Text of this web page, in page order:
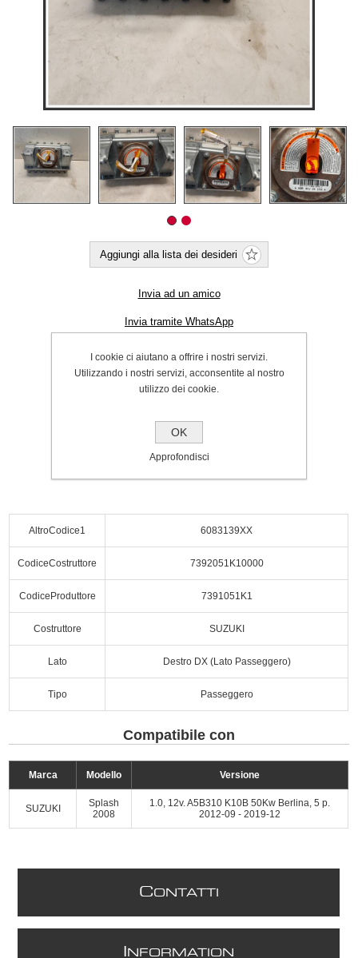
Aggiungi alla lista dei desideri
Invia ad un amico
Invia tramite WhatsApp
SPEDIZIONE INCLUSA
Acquista
AltroCodice1 6083139XX
CodiceCostruttore 7392051K10000
CodiceProduttore 7391051K1
Costruttore SUZUKI
Lato Destro DX (Lato Passeggero)
Tipo Passeggero
Compatibile con
Marca Modello Versione
SUZUKI
Splash
2008
1.0, 12v. A5B310 K10B 50Kw Berlina, 5 p.
2012-09 - 2019-12
CONTATTI
NFORMATION
I cookie ci aiutano a offrire i nostri servizi.
Utilizzando i nostri servizi, acconsentite al nostro
utilizzo dei cookie.
OK
Approfondisci